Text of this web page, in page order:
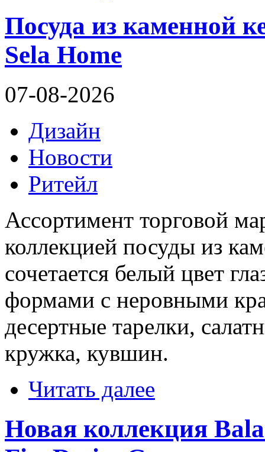
Посуда из каменной
Sela Home
07-08-2026
Дизайн
Новости
Ритейл
Ассортимент торговой
коллекцией посуды из
сочетается белый цвет
формами с неровными
десертные тарелки,
кружка, кувшин.
Читать далее
Новая коллекция